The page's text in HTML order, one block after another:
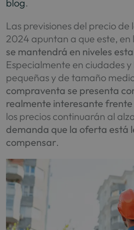
blog.
Las previsiones del precio
2024 apuntan a que este, en
se mantendrá en niveles
Especialmente en ciudades
pequeñas y de tamaño
compraventa se presenta
realmente interesante
los precios continuarán al
demanda que la oferta está
compensar.